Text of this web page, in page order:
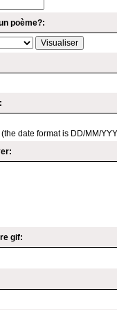
poème?:
date format is DD/MM/
gif: